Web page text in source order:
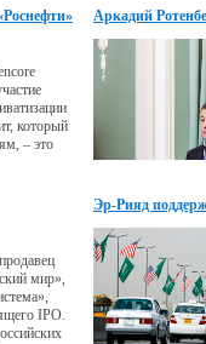
который
– это
Аркадий
мир»,
IPO.
Эр-Рияд